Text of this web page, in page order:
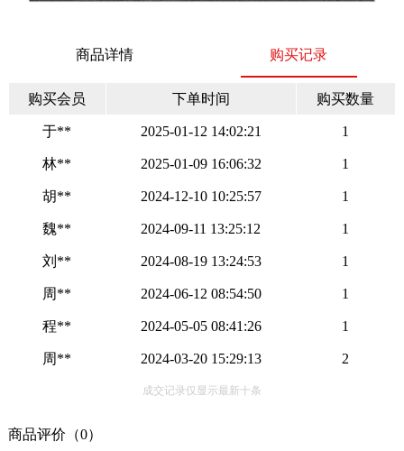
商品详情 购买记录
购买会员 下单时间 购买数量
于** 2025-01-12 14:02:21 1
林** 2025-01-09 16:06:32 1
胡** 2024-12-10 10:25:57 1
魏** 2024-09-11 13:25:12 1
刘** 2024-08-19 13:24:53 1
周** 2024-06-12 08:54:50 1
程** 2024-05-05 08:41:26 1
周** 2024-03-20 15:29:13 2
成交记录仅显示最新十条
商品评价（0）